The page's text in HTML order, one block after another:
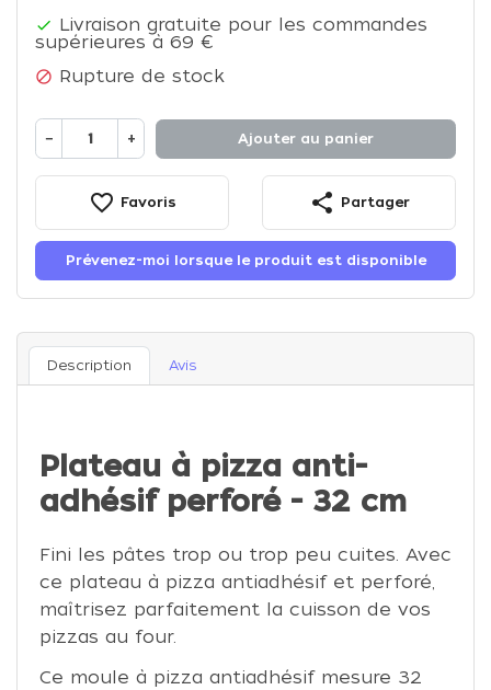
 Livraison gratuite pour les commandes
supérieures à 69 €
 Rupture de stock
− + Ajouter au panier
favorite_border Favoris share Partager
Prévenez-moi lorsque le produit est disponible
Description Avis
Plateau à pizza anti-
adhésif perforé - 32 cm
Fini les pâtes trop ou trop peu cuites. Avec
ce plateau à pizza antiadhésif et perforé,
maîtrisez parfaitement la cuisson de vos
pizzas au four.
Ce moule à pizza antiadhésif mesure 32